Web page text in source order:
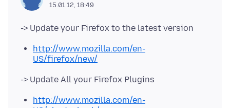
15.01.12, 18:49
http://www.mozilla.com/en-
US/firefox/new/
http://www.mozilla.com/en-